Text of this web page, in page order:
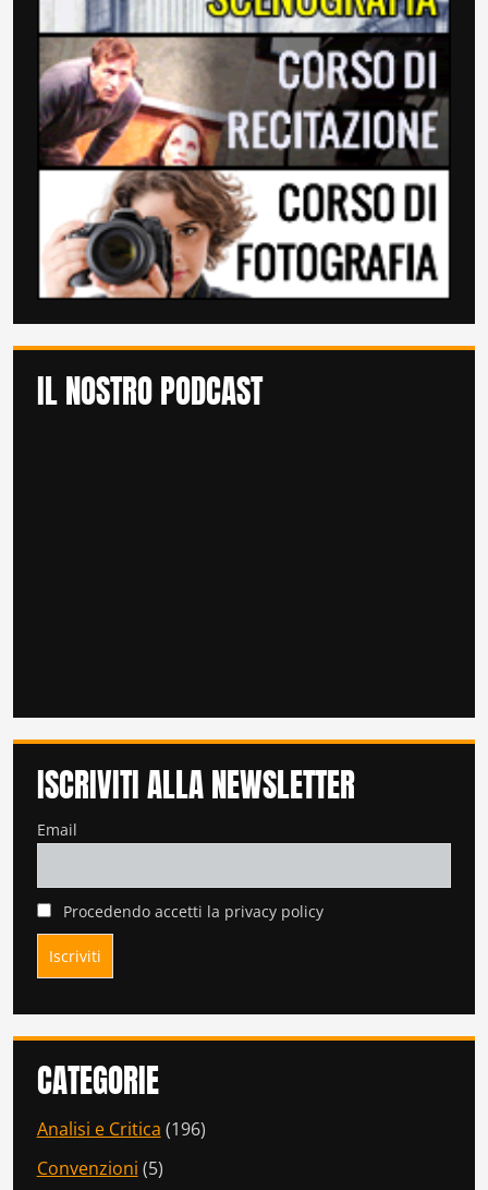
IL NOSTRO PODCAST
ISCRIVITI ALLA NEWSLETTER
Email
Procedendo accetti la privacy policy
CATEGORIE
Analisi e Critica (196)
Convenzioni (5)